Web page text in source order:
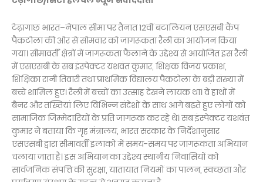
टेढ़ागाछ भारत–नेपाल सीमा पर तैनात 12वीं बटालियन एसएसबी कैंप
पैकटोला की ओर से सोमवार को जागरूकता रैली का आयोजन किया
गया। सीमावर्ती क्षेत्रों में जागरूकता फैलाने के उद्देश्य से आयोजित इस रैली
में एसएसबी के सब इंस्पेक्टर यशवंत कुमार, शिक्षक विजय प्रकाश,
शिक्षिका रानी तिवारी तथा प्राथमिक विद्यालय पैकटोला के बड़ी संख्या में
बच्चे शामिल हुए। रैली में बच्चों का उत्साह देखने लायक था। वे हाथों में
बैनर और तख्तियां लिए विभिन्न संदेशों के साथ आगे बढ़ते हुए लोगों को
सामाजिक जिम्मेदारियों के प्रति जागरूक कर रहे थे। सब इंस्पेक्टर यशवंत
कुमार ने बताया कि गृह मंत्रालय, भारत सरकार के निर्देशानुसार
एसएसबी द्वारा सीमावर्ती इलाकों में समय-समय पर जागरूकता अभियान
चलाया जाता है। इस अभियान का उद्देश्य स्थानीय निवासियों को
सार्वजनिक संपत्ति की सुरक्षा, यातायात नियमों का पालन, स्वच्छता और